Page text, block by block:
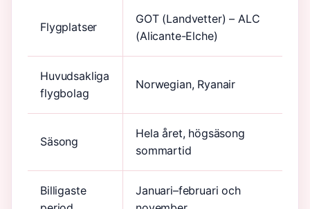
Flygplatser
GOT (Landvetter) – ALC
(Alicante-Elche)
Huvudsakliga
flygbolag
Norwegian, Ryanair
Säsong
Hela året, högsäsong
sommartid
Billigaste
Januari–februari och